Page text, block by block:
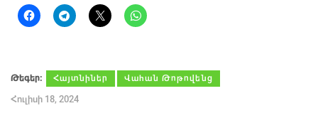
Թեգեր։ Հայտնիներ Վահան Թոթովենց
Հուլիսի 18, 2024